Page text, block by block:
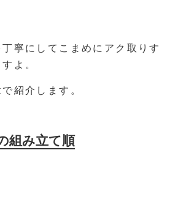
寧にしてこまめにアク取りす
よ。
紹介します。
組み立て順